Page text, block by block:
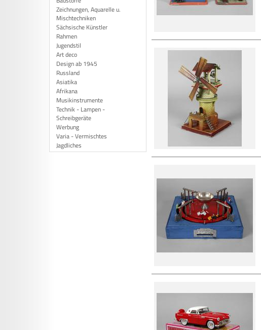
Zeichnungen, Aquarelle u.
Mischtechniken
Sächsische Künstler
Rahmen
Jugendstil
Art deco
Design ab 1945
Russland
Asiatika
Afrikana
Musikinstrumente
Technik - Lampen -
Schreibgeräte
Werbung
Varia - Vermischtes
Jagdliches